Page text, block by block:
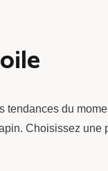
tendances du
Choisissez